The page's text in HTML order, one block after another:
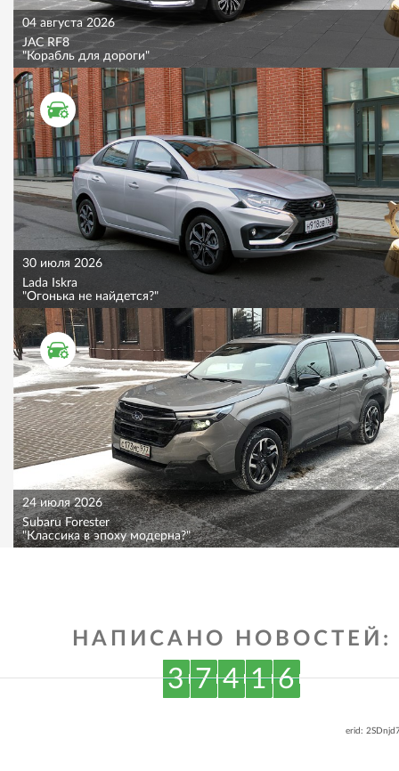
04 августа 2026
JAC RF8
"Корабль для дороги"
ТЕСТ ДРАЙВ
30 июля 2026
Lada Iskra
"Огонька не найдется?"
ТЕСТ ДРАЙВ
24 июля 2026
Subaru Forester
"Классика в эпоху модерна?"
НАПИСАНО НОВОСТЕЙ:
3 7 4 1 6
erid: